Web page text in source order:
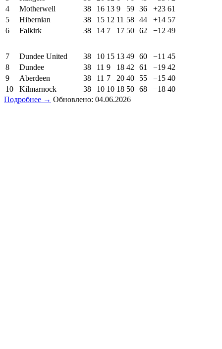
4
Motherwell 38 16 13 9 59 36 +23 61
5
Hibernian 38 15 12 11 58 44 +14 57
6
Falkirk 38 14 7 17 50 62 −12 49
7 Dundee United 38 10 15 13 49 60 −11 45
8
Dundee 38 11 9 18 42 61 −19 42
9
Aberdeen 38 11 7 20 40 55 −15 40
10
Kilmarnock 38 10 10 18 50 68 −18 40
Подробнее → Обновлено: 04.06.2026